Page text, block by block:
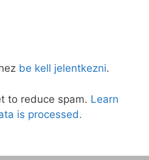
be kell jelentkezni.
to reduce spam. Learn
is processed.